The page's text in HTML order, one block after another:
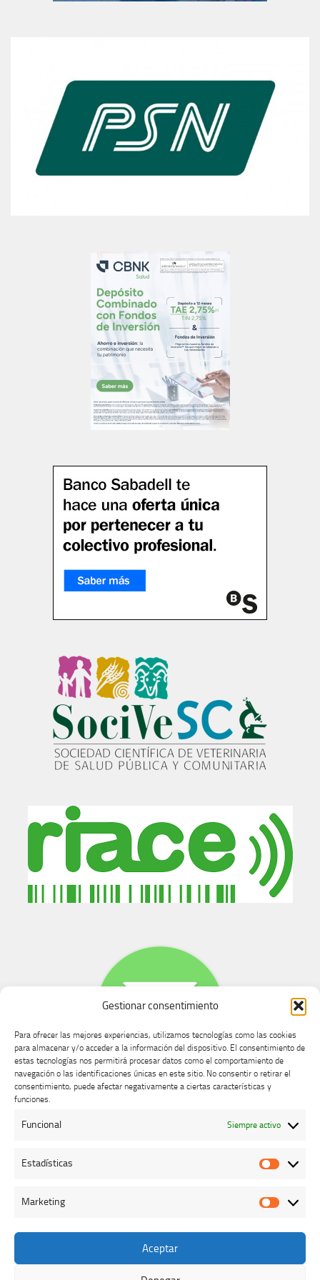
Gestionar consentimiento
Para ofrecer las mejores experiencias, utilizamos tecnologías como las cookies
para almacenar y/o acceder a la información del dispositivo. El consentimiento de
estas tecnologías nos permitirá procesar datos como el comportamiento de
navegación o las identificaciones únicas en este sitio. No consentir o retirar el
consentimiento, puede afectar negativamente a ciertas características y
funciones.
Funcional Siempre activo
Estadísticas
Marketing
Aceptar
Buzón de dudas, quejas y sugerencias
Colegio Oficial de Veterinarios de Cáceres © 2026. Todos los